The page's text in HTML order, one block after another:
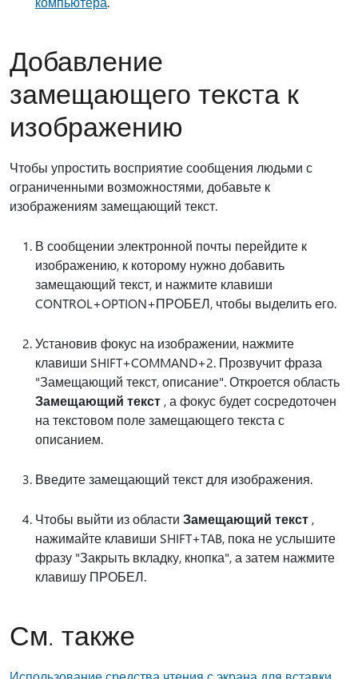
Добавление
замещающего текста к
изображению
Чтобы упростить восприятие сообщения людьми с
ограниченными возможностями, добавьте к
изображениям замещающий текст.
В сообщении электронной почты перейдите к
изображению, к которому нужно добавить
замещающий текст, и нажмите клавиши
CONTROL+OPTION+ПРОБЕЛ, чтобы выделить его.
Установив фокус на изображении, нажмите
клавиши SHIFT+COMMAND+2. Прозвучит фраза
"Замещающий текст, описание". Откроется область
Замещающий текст , а фокус будет сосредоточен
на текстовом поле замещающего текста с
описанием.
Введите замещающий текст для изображения.
Чтобы выйти из области Замещающий текст ,
нажимайте клавиши SHIFT+TAB, пока не услышите
фразу "Закрыть вкладку, кнопка", а затем нажмите
клавишу ПРОБЕЛ.
См. также